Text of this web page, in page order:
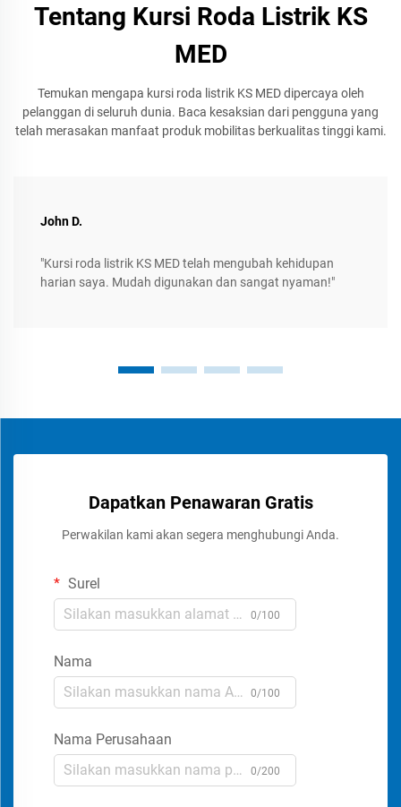
Tentang Kursi Roda Listrik KS
MED
Temukan mengapa kursi roda listrik KS MED dipercaya oleh
pelanggan di seluruh dunia. Baca kesaksian dari pengguna yang
telah merasakan manfaat produk mobilitas berkualitas tinggi kami.
John D.
"Kursi roda listrik KS MED telah mengubah kehidupan
harian saya. Mudah digunakan dan sangat nyaman!"
Dapatkan Penawaran Gratis
Perwakilan kami akan segera menghubungi Anda.
Surel
0/100
Nama
0/100
Nama Perusahaan
0/200